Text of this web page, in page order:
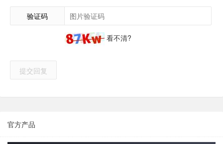
验证码
看不清?
提交回复
官方产品